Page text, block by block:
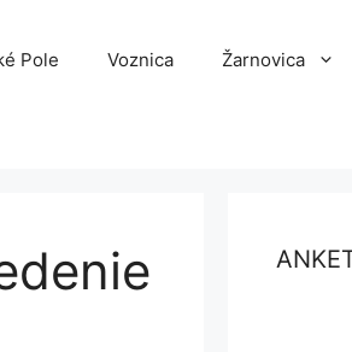
Pole Voznica Žarnovica